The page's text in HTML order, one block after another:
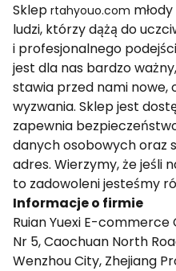
Sklep rtahyouo.com
ludzi, którzy dążą do
i profesjonalnego
jest dla nas bardzo
stawia przed nami nowe,
wyzwania. Sklep jest
zapewnia
danych osobowych oraz
adres. Wierzymy, że jeśli
to zadowoleni jesteśmy
Informacje o firmie
Ruian Yuexi E-commerce
Nr 5, Caochuan North
Wenzhou City, Zhejiang